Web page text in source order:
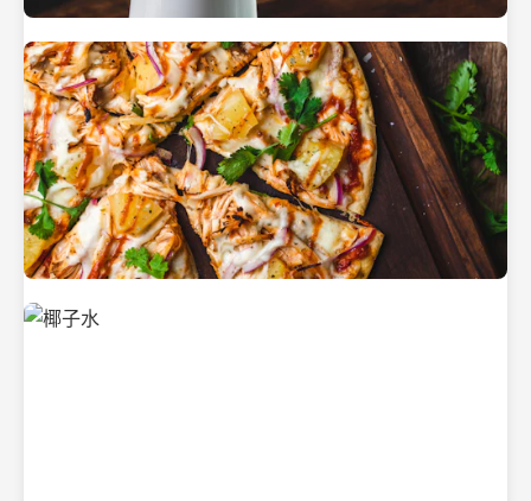
热带海滩上的椰子树
新鲜采摘的椰子